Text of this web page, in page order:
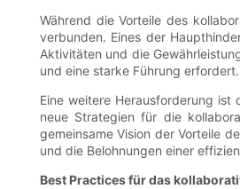
Während die Vorteile des
verbunden. Eines der
Aktivitäten und die
und eine starke Führung erfordert.
Eine weitere Herausforderung
neue Strategien für die
gemeinsame Vision der Vorteile
und die Belohnungen einer
Best Practices für das